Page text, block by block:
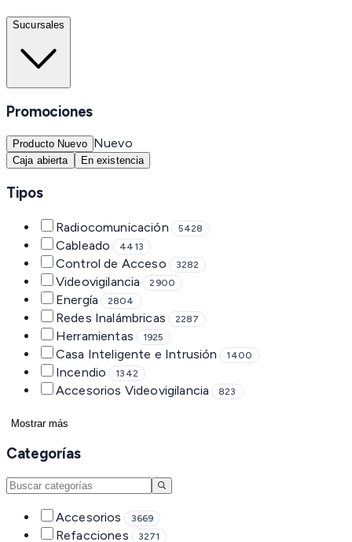
Sucursales
Promociones
Producto Nuevo Nuevo
Caja abierta En existencia
Tipos
Radiocomunicación 5428
Cableado 4413
Control de Acceso 3282
Videovigilancia 2900
Energía 2804
Redes Inalámbricas 2287
Herramientas 1925
Casa Inteligente e Intrusión 1400
Incendio 1342
Accesorios Videovigilancia 823
Mostrar más
Categorías
Accesorios 3669
Refacciones 3271